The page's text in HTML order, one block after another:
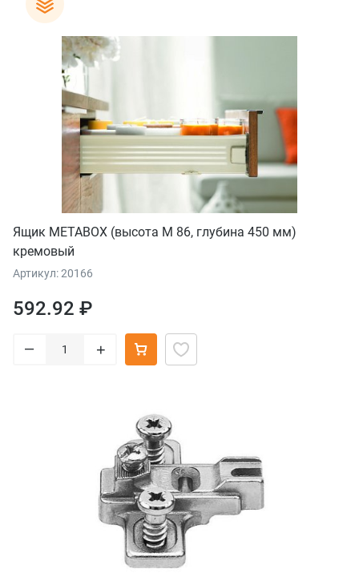
Ящик METABOX (высота М 86, глубина 450 мм)
кремовый
Артикул: 20166
592.92 ₽
– +